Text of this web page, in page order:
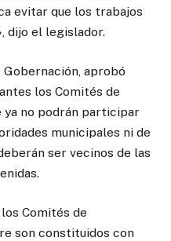
evitar que los trabajos
dijo el legislador.
aprobó
los Comités de
ya no podrán participar
municipales ni de
ser vecinos de las
Comités de
son constituidos con